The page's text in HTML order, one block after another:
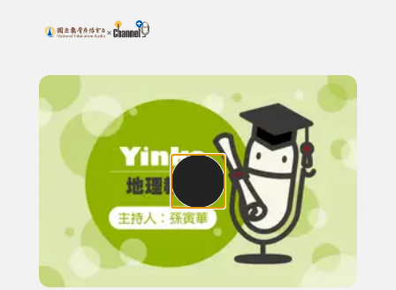
上方功能區塊
搜尋關鍵字：可輸入節目名稱、主持人或關鍵字